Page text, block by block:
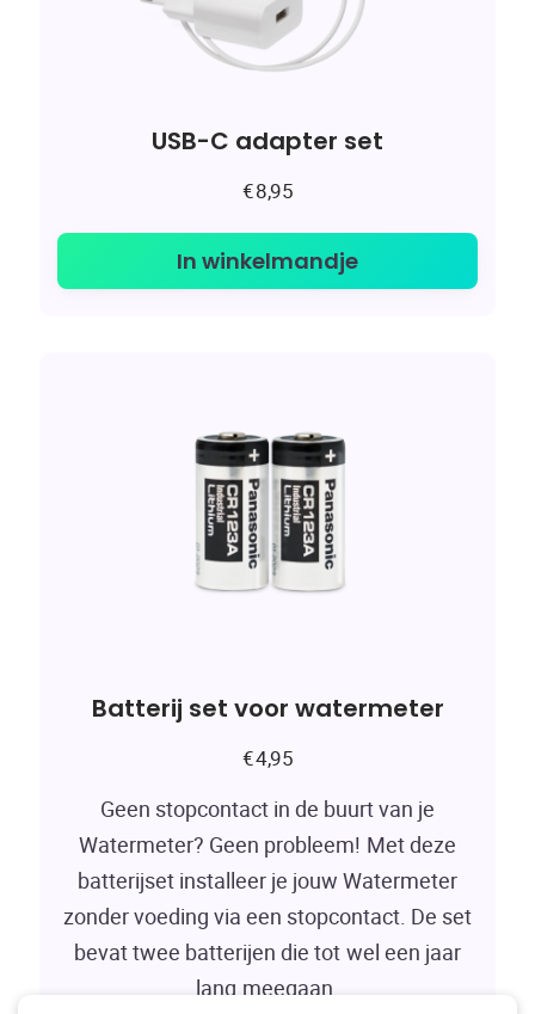
USB-C adapter set
€8,95
In winkelmandje
Batterij set voor watermeter
€4,95
Geen stopcontact in de buurt van je
Watermeter? Geen probleem! Met deze
batterijset installeer je jouw Watermeter
zonder voeding via een stopcontact. De set
bevat twee batterijen die tot wel een jaar
lang meegaan.